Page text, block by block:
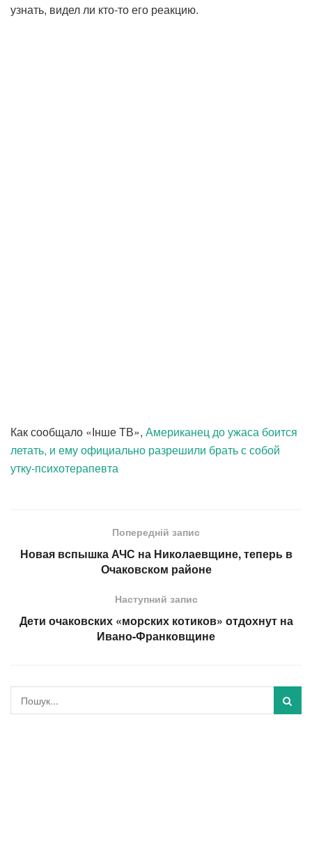
узнать, видел ли кто-то его реакцию.
Как сообщало «Інше ТВ», Американец до ужаса боится
летать, и ему официально разрешили брать с собой
утку-психотерапевта
Попередній запис
Новая вспышка АЧС на Николаевщине, теперь в
Очаковском районе
Наступний запис
Дети очаковских «морских котиков» отдохнут на
Ивано-Франковщине